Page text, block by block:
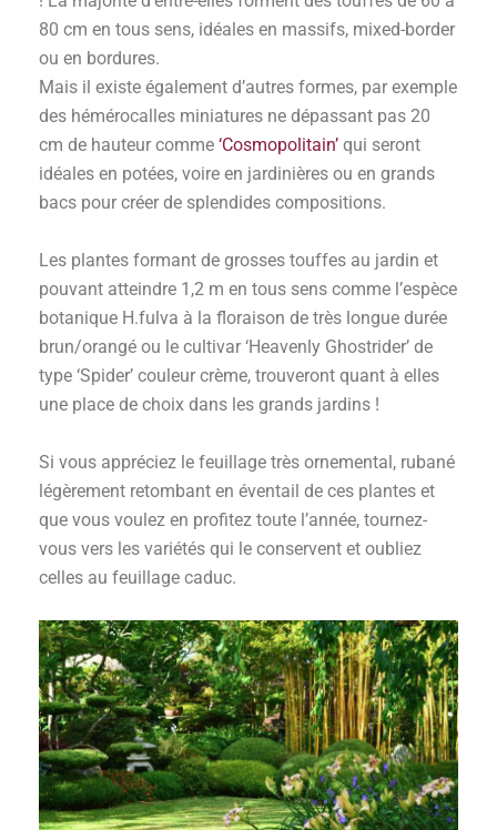
80 cm en tous sens, idéales en massifs, mixed-border
ou en bordures.
Mais il existe également d’autres formes, par exemple
des hémérocalles miniatures ne dépassant pas 20
cm de hauteur comme ‘Cosmopolitain’qui seront
idéales en potées, voire en jardinières ou en grands
bacs pour créer de splendides compositions.
Les plantes formant de grosses touffes au jardin et
pouvant atteindre 1,2 m en tous sens comme l’espèce
botanique H.fulva à la floraison de très longue durée
brun/orangé ou le cultivar ‘Heavenly Ghostrider’ de
type ‘Spider’ couleur crème, trouveront quant à elles
une place de choix dans les grands jardins !
Si vous appréciez le feuillage très ornemental, rubané
légèrement retombant en éventail de ces plantes et
que vous voulez en profitez toute l’année, tournez-
vous vers les variétés qui le conservent et oubliez
celles au feuillage caduc.